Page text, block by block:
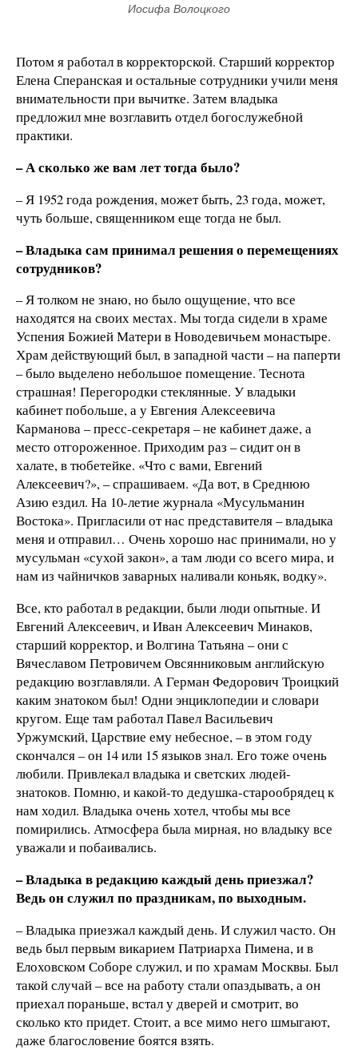
Иосифа Волоцкого
Потом я работал в корректорской. Старший корректор
Елена Сперанская и остальные сотрудники учили меня
внимательности при вычитке. Затем владыка
предложил мне возглавить отдел богослужебной
практики.
– А сколько же вам лет тогда было?
– Я 1952 года рождения, может быть, 23 года, может,
чуть больше, священником еще тогда не был.
– Владыка сам принимал решения о перемещениях
сотрудников?
– Я толком не знаю, но было ощущение, что все
находятся на своих местах. Мы тогда сидели в храме
Успения Божией Матери в Новодевичьем монастыре.
Храм действующий был, в западной части – на паперти
– было выделено небольшое помещение. Теснота
страшная! Перегородки стеклянные. У владыки
кабинет побольше, а у Евгения Алексеевича
Карманова – пресс-секретаря – не кабинет даже, а
место отгороженное. Приходим раз – сидит он в
халате, в тюбетейке. «Что с вами, Евгений
Алексеевич?», – спрашиваем. «Да вот, в Среднюю
Азию ездил. На 10-летие журнала «Мусульманин
Востока». Пригласили от нас представителя – владыка
меня и отправил… Очень хорошо нас принимали, но у
мусульман «сухой закон», а там люди со всего мира, и
нам из чайничков заварных наливали коньяк, водку».
Все, кто работал в редакции, были люди опытные. И
Евгений Алексеевич, и Иван Алексеевич Минаков,
старший корректор, и Волгина Татьяна – они с
Вячеславом Петровичем Овсянниковым английскую
редакцию возглавляли. А Герман Федорович Троицкий
каким знатоком был! Одни энциклопедии и словари
кругом. Еще там работал Павел Васильевич
Уржумский, Царствие ему небесное, – в этом году
скончался – он 14 или 15 языков знал. Его тоже очень
любили. Привлекал владыка и светских людей-
знатоков. Помню, и какой-то дедушка-старообрядец к
нам ходил. Владыка очень хотел, чтобы мы все
помирились. Атмосфера была мирная, но владыку все
уважали и побаивались.
– Владыка в редакцию каждый день приезжал?
Ведь он служил по праздникам, по выходным.
– Владыка приезжал каждый день. И служил часто. Он
ведь был первым викарием Патриарха Пимена, и в
Елоховском Соборе служил, и по храмам Москвы. Был
такой случай – все на работу стали опаздывать, а он
приехал пораньше, встал у дверей и смотрит, во
сколько кто придет. Стоит, а все мимо него шмыгают,
даже благословение боятся взять.